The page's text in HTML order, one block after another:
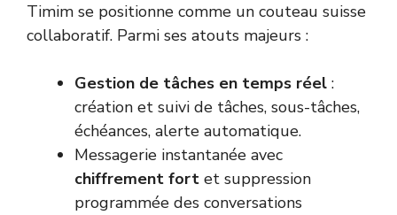
Timim se positionne comme un couteau suisse
collaboratif. Parmi ses atouts majeurs :
Gestion de tâches en temps réel :
création et suivi de tâches, sous-tâches,
échéances, alerte automatique.
Messagerie instantanée avec
chiffrement fort et suppression
programmée des conversations